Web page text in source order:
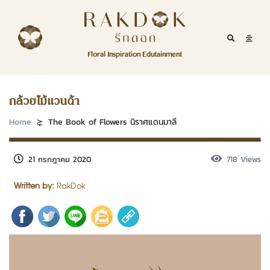
RakDok (รักดอก)
Floral Inspiration Edutainment
Mobile
RakDok
Menu
MAGAZINE
EDUTAINMENT
RAKDOK
ABOUT
CONTACT
กล้วยไม้แวนด้า
Home The Book of Flowers นิราศแดนมาลี
Written by: RakDok
21 กรกฎาคม 2020 718 Views